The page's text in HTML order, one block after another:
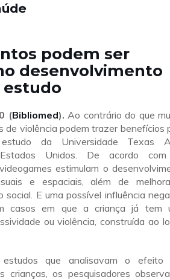
podem ser
desenvolvimento
(Bibliomed). Ao contrário do que
de violência podem trazer benefícios
estudo da Universidade Texas
Unidos. De acordo
estimulam o
e espaciais, além de
social. E uma possível influência
casos em que a criança já tem
ou violência, construída ao
estudos que analisavam o efeito
crianças, os pesquisadores